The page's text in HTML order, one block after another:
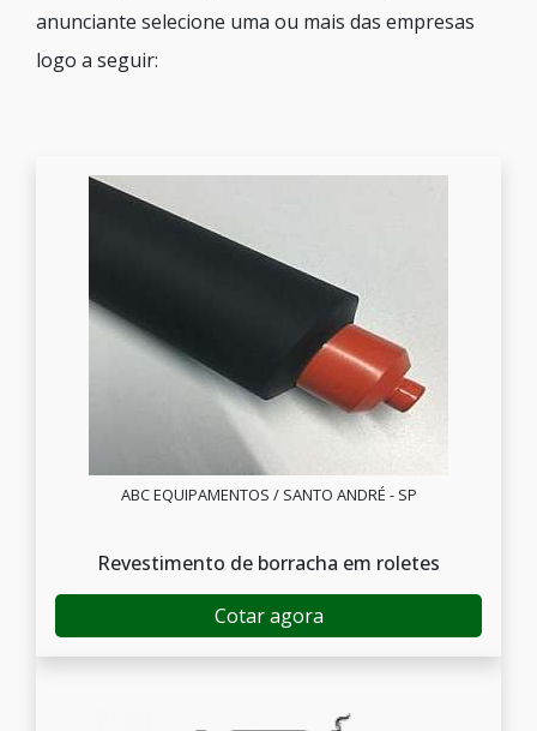
anunciante selecione uma ou mais das empresas
logo a seguir:
ABC EQUIPAMENTOS / SANTO ANDRÉ - SP
Revestimento de borracha em roletes
Cotar agora